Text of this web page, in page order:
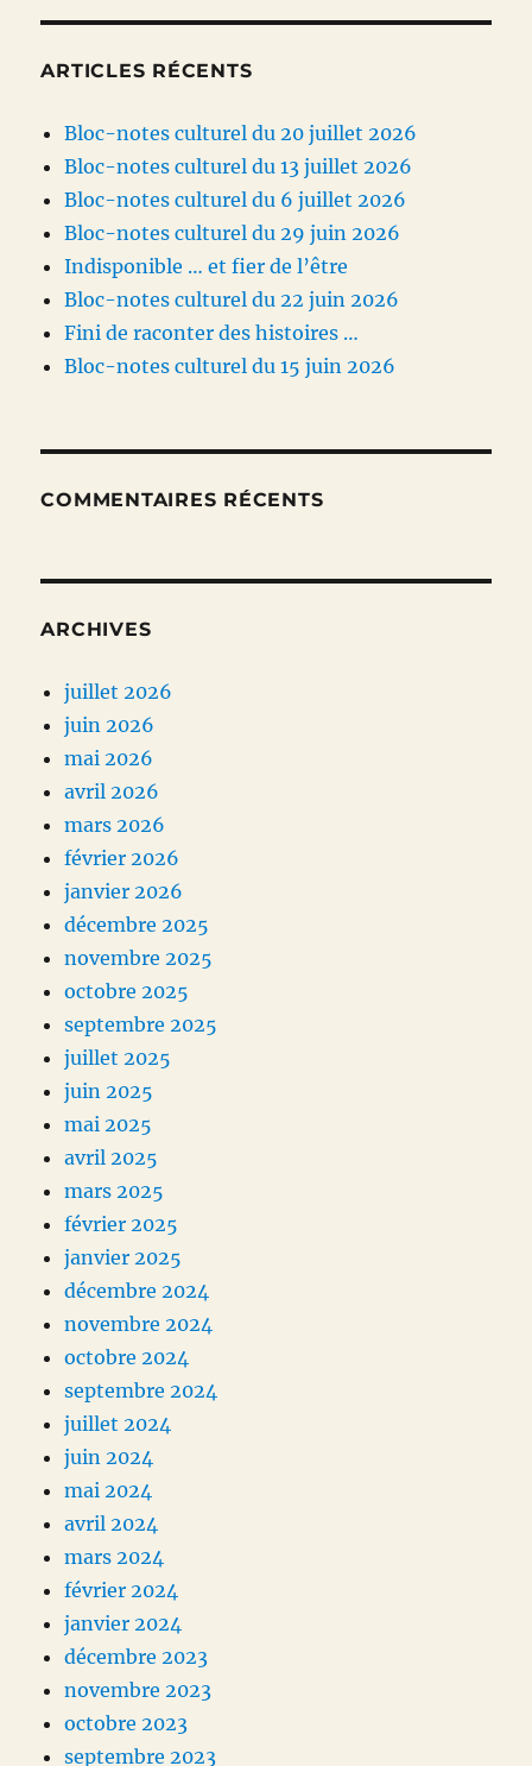
ARTICLES RÉCENTS
Bloc-notes culturel du 20 juillet 2026
Bloc-notes culturel du 13 juillet 2026
Bloc-notes culturel du 6 juillet 2026
Bloc-notes culturel du 29 juin 2026
Indisponible … et fier de l’être
Bloc-notes culturel du 22 juin 2026
Fini de raconter des histoires …
Bloc-notes culturel du 15 juin 2026
COMMENTAIRES RÉCENTS
ARCHIVES
juillet 2026
juin 2026
mai 2026
avril 2026
mars 2026
février 2026
janvier 2026
décembre 2025
novembre 2025
octobre 2025
septembre 2025
juillet 2025
juin 2025
mai 2025
avril 2025
mars 2025
février 2025
janvier 2025
décembre 2024
novembre 2024
octobre 2024
septembre 2024
juillet 2024
juin 2024
mai 2024
avril 2024
mars 2024
février 2024
janvier 2024
décembre 2023
novembre 2023
octobre 2023
septembre 2023